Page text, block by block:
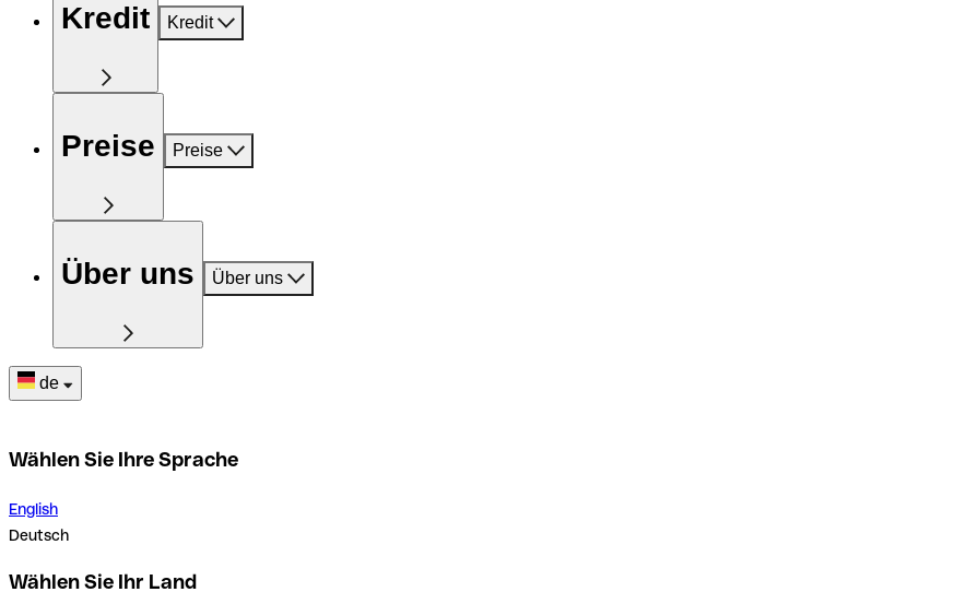
Kredit Kredit
Preise Preise
Über uns Über uns
de
Wählen Sie Ihre Sprache
English
Deutsch
Wählen Sie Ihr Land